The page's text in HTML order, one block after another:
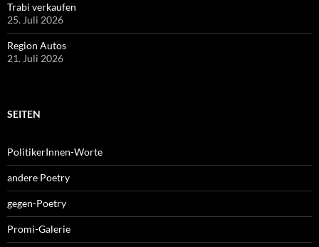
Trabi verkaufen
25. Juli 2026
Region Autos
21. Juli 2026
SEITEN
PolitikerInnen-Worte
andere Poetry
gegen-Poetry
Promi-Galerie